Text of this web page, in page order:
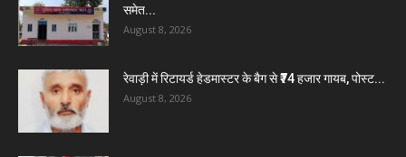
समेत...
August 8, 2026
रेवाड़ी में रिटायर्ड हेडमास्टर के बैग से ₹74 हजार गायब, पोस्ट...
August 8, 2026